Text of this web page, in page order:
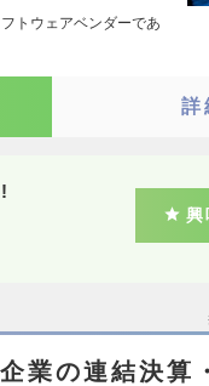
トウェアベンダーであ
詳
興
業の連結決算